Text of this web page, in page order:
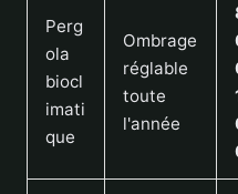
Perg
ola
biocl
imati
que
Ombrage
réglable
toute
l'année